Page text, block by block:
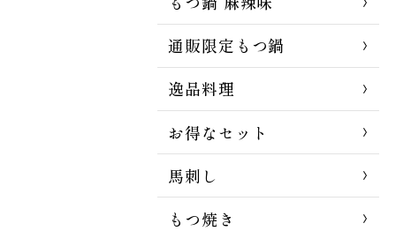
通販限定もつ鍋
逸品料理
お得なセット
馬刺し
もつ焼き